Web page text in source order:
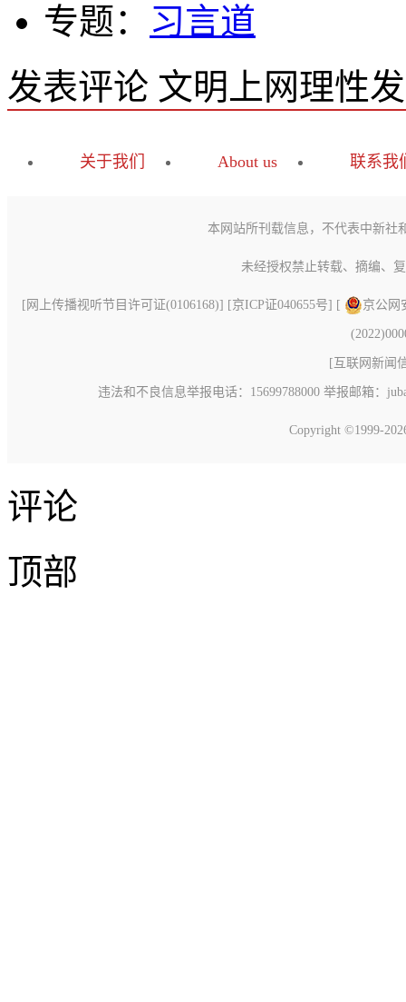
专题： 习言道
发表评论 文明上网理性
关于我们 About us 联系我
本网站所刊载信息，不代表中新社
未经授权禁止转载、摘编、
[ 网上传播视听节目许可证(0106168)] [京ICP证040655号] [ 京公网
[ 互联网新闻
违法和不良信息举报电话：15699788000 举报邮箱：
Copyright ©1999-
评论
顶部